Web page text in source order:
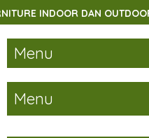
OUTDOOR ASLI HANDMADE
Menu
Menu